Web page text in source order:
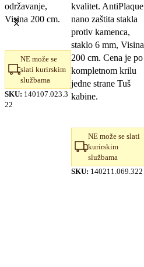
održavanje,
Visina 200 cm.
NE može se
slati kurirskim
službama
SKU: 140107.023.3
22
kvalitet. AntiPlaque
nano zaštita stakla
protiv kamenca,
staklo 6 mm, Visina
200 cm. Cena je po
kompletnom krilu
jedne strane Tuš
kabine.
NE može se slati
kurirskim
službama
SKU: 140211.069.322